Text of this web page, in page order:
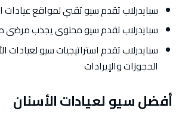
سبايدرلاب تقدم سيو تقني لمواقع عيادات
سبايدرلاب تقدم سيو محتوى يجذب مرضى
سبايدرلاب تقدم استراتيجيات سيو لعيادات
الحجوزات والإيرادات
أفضل سيو لعيادات الأسنان